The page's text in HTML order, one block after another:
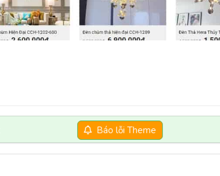
Báo lỗi Theme